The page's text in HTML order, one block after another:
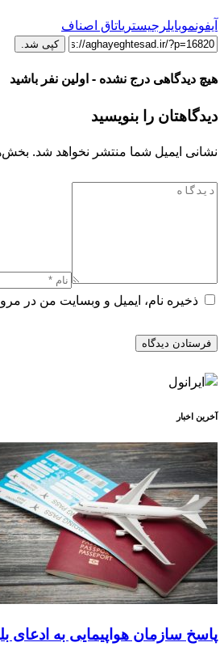
آيفونموبايلرجیستریاتاق اصناف
کپی شد.
هیچ دیدگاهی درج نشده - اولین نفر باشید
دیدگاهتان را بنویسید
نشانی ایمیل شما منتشر نخواهد شد.
ذخیره نام، ایمیل و وبسایت من در
آخرین اخبار
پاسخ سازمان هواپیمایی به ادعای بلیت ۲۱ میلیون تومانی